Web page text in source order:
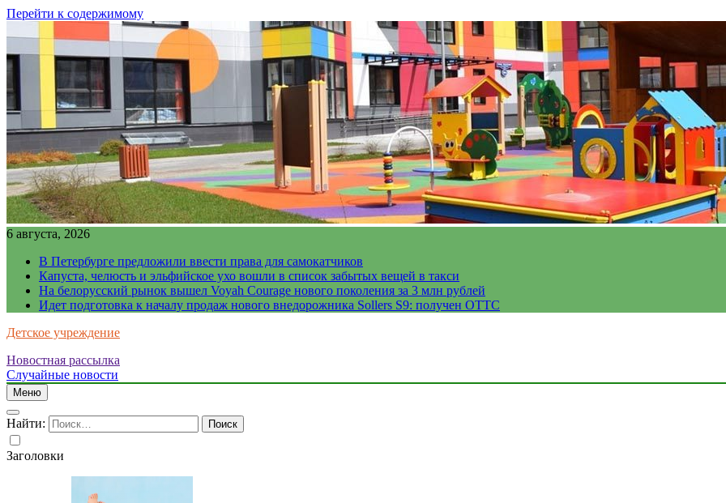
Перейти к содержимому
6 августа, 2026
В Петербурге предложили ввести права для самокатчиков
Капуста, челюсть и эльфийское ухо вошли в список забытых вещей в такси
На белорусский рынок вышел Voyah Courage нового поколения за 3 млн рублей
Идет подготовка к началу продаж нового внедорожника Sollers S9: получен ОТТС
Детское учреждение
Новостная рассылка
Случайные новости
Меню
Найти:
Заголовки